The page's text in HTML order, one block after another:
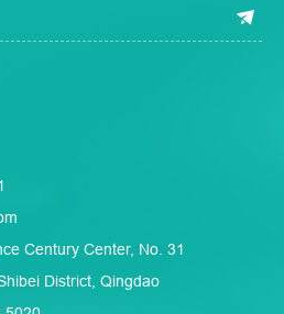
Century Center, No. 31
District, Qingdao